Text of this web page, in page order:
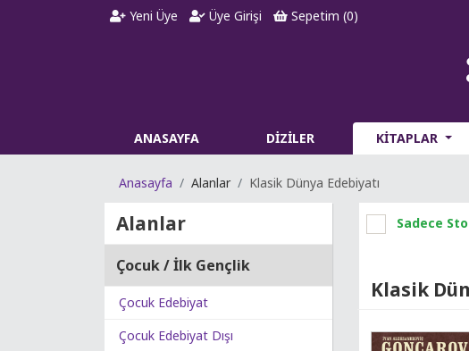
Yeni Üye Üye Girişi Sepetim (0)
ANASAYFA DİZİLER KİTAPLAR
Anasayfa Alanlar Klasik Dünya Edebiyatı
Alanlar
Çocuk / İlk Gençlik
Çocuk Edebiyat
Çocuk Edebiyat Dışı
Sadece
Klasik